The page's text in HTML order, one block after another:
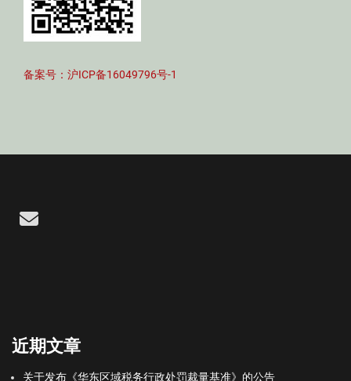
备案号：沪ICP备16049796号-1
Email
近期文章
关于发布《华东区域税务行政处罚裁量基准》的公告